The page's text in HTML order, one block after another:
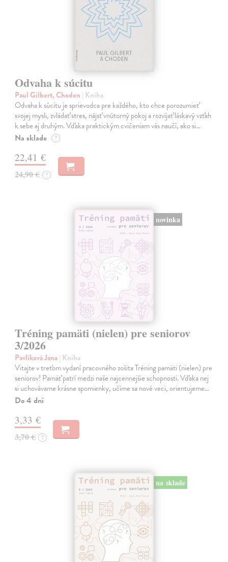
Odvaha k súcitu
Paul Gilbert, Choden | Kniha
Odvaha k súcitu je sprievodca pre každého, kto chce porozumieť
svojej mysli, zvládať stres, nájsť vnútorný pokoj a rozvíjať láskavý vzťah
k sebe aj druhým. Vďaka praktickým cvičeniam vás naučí, ako si…
Na sklade ?
22,41 €
24,90 € ?
novinka
Tréning pamäti (nielen) pre seniorov
3/2026
Pavlíková Jana| Kniha
Vitajte v treťom vydaní pracovného zošita Tréning pamäti (nielen) pre
seniorov! Pamäť patrí medzi naše najcennejšie schopnosti. Vďaka nej
si uchovávame krásne spomienky, učíme sa nové veci, orientujeme…
Do 4 dní
3,33 €
3,70 € ?
na sklade